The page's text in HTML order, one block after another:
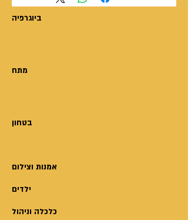
ביוגרפיה
מתח
בטחון
אמנות וצילום
ילדים
כלכלה וניהול